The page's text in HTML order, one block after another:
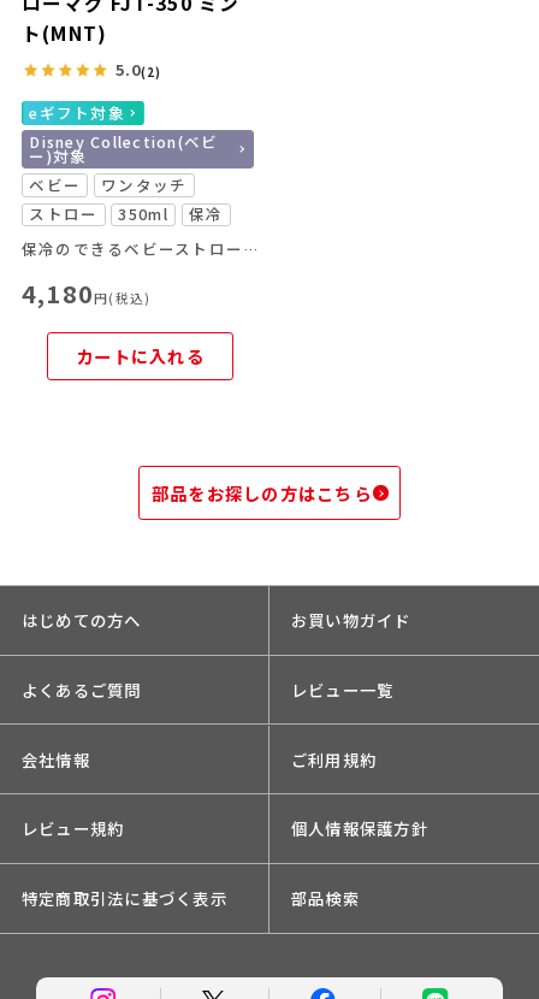
ト(MNT)
5.0(2)
eギフト対象
Disney Collection(ベビ
ー)対象
ベビー
ワンタッチ
ストロー
350ml
保冷
保冷のできるベビーストローマグがリニューアル！
4,180円(税込)
カートに入れる
部品をお探しの方はこちら
はじめての方へ お買い物ガイド
よくあるご質問 レビュー一覧
会社情報 ご利用規約
レビュー規約 個人情報保護方針
特定商取引法に基づく表示 部品検索